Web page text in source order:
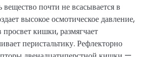
почти не всасывается в
высокое осмотическое давление,
просвет кишки, размягчает
перистальтику. Рефлекторно